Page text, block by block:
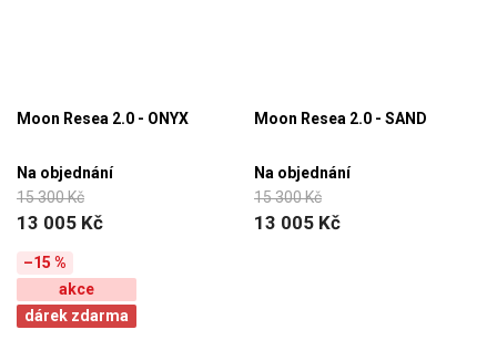
Moon Resea 2.0 - ONYX
15 300 Kč
13 005 Kč
Na objednání
Moon Resea 2.0 - SAND
15 300 Kč
13 005 Kč
Na objednání
–15 %
akce
dárek zdarma